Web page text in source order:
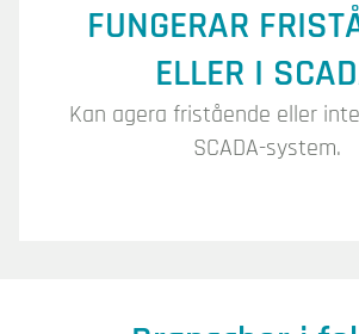
FUNGERAR
ELLER I
Kan agera fristående eller
SCADA-system.